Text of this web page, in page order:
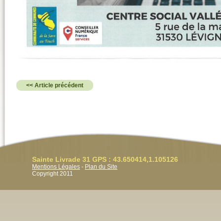
<< Article précédent
Sainte Livrade 31 GPS : 43.650414,1.105126
Mentions Légales - Plan du Site
Copyright 2011